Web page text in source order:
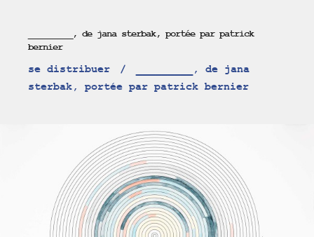
_________, de jana sterbak, portée par patrick
bernier
se distribuer
_________, de jana
sterbak, portée par patrick bernier